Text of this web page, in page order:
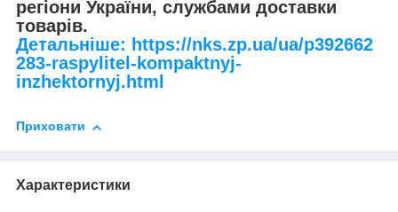
регіони України, службами доставки
товарів.
Детальніше: https://nks.zp.ua/ua/p392662
283-raspylitel-kompaktnyj-
inzhektornyj.html
Приховати
Характеристики